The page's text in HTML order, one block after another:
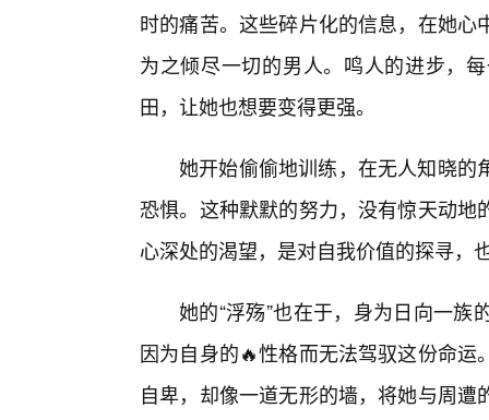
时的痛苦。这些碎片化的信息，在她
为之倾尽一切的男人。鸣人的进步，
田，让她也想要变得更强。
她开始偷偷地训练，在无人知晓的
恐惧。这种默默的努力，没有惊天动
心深处的渴望，是对自我价值的探寻，
她的“浮殇”也在于，身为日向一
因为自身的🔥性格而无法驾驭这份命
自卑，却像一道无形的墙，将她与周